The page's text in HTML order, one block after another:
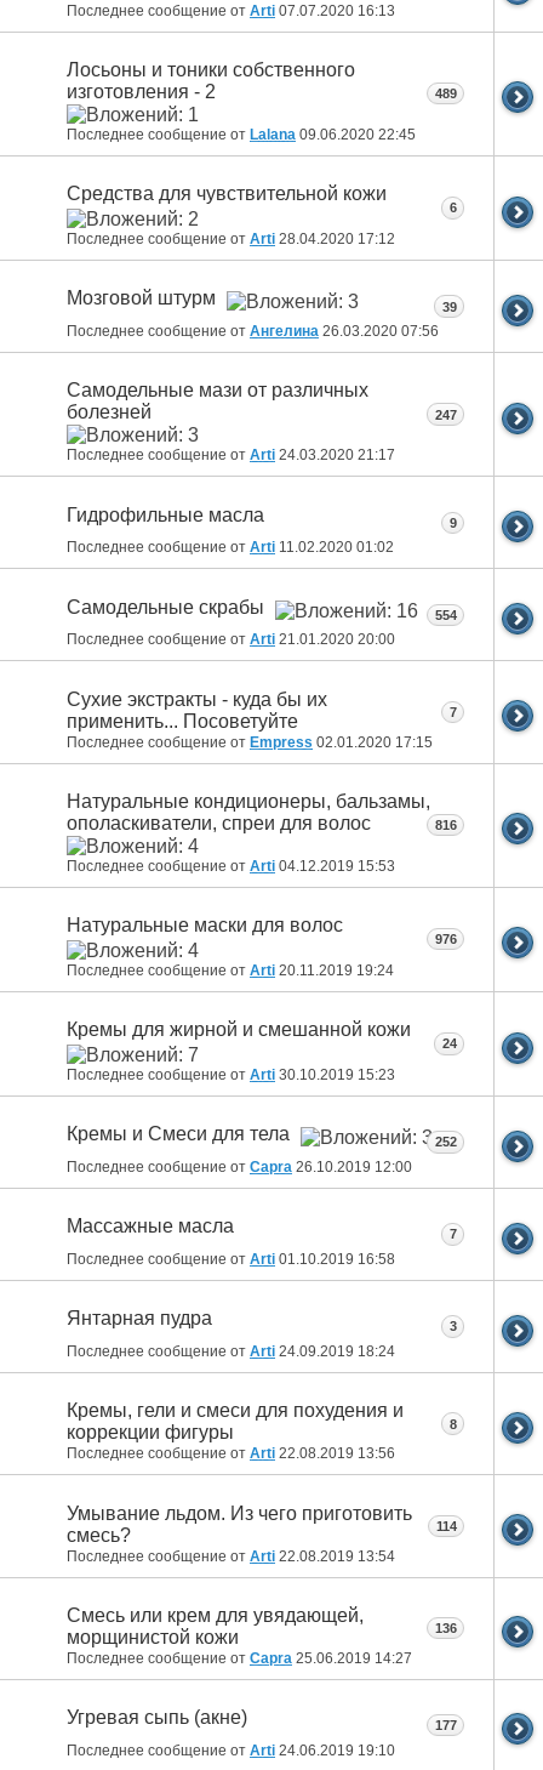
Последнее сообщение от Arti 07.07.2020 16:13
Лосьоны и тоники собственного
изготовления - 2
Последнее сообщение от Lalana 09.06.2020 22:45
489
Средства для чувствительной кожи
Последнее сообщение от Arti 28.04.2020 17:12
6
Мозговой штурм
Последнее сообщение от Ангелина 26.03.2020 07:56
39
Самодельные мази от различных
болезней
Последнее сообщение от Arti 24.03.2020 21:17
247
Гидрофильные масла
Последнее сообщение от Arti 11.02.2020 01:02
9
Самодельные скрабы
Последнее сообщение от Arti 21.01.2020 20:00
554
Сухие экстракты - куда бы их
применить... Посоветуйте
Последнее сообщение от Empress 02.01.2020 17:15
7
Натуральные кондиционеры, бальзамы,
ополаскиватели, спреи для волос
Последнее сообщение от Arti 04.12.2019 15:53
816
Натуральные маски для волос
Последнее сообщение от Arti 20.11.2019 19:24
976
Кремы для жирной и смешанной кожи
Последнее сообщение от Arti 30.10.2019 15:23
24
Кремы и Смеси для тела
Последнее сообщение от Capra 26.10.2019 12:00
252
Массажные масла
Последнее сообщение от Arti 01.10.2019 16:58
7
Янтарная пудра
Последнее сообщение от Arti 24.09.2019 18:24
3
Кремы, гели и смеси для похудения и
коррекции фигуры
Последнее сообщение от Arti 22.08.2019 13:56
8
Умывание льдом. Из чего приготовить
смесь?
Последнее сообщение от Arti 22.08.2019 13:54
114
Смесь или крем для увядающей,
морщинистой кожи
Последнее сообщение от Capra 25.06.2019 14:27
136
Угревая сыпь (акне)
Последнее сообщение от Arti 24.06.2019 19:10
177